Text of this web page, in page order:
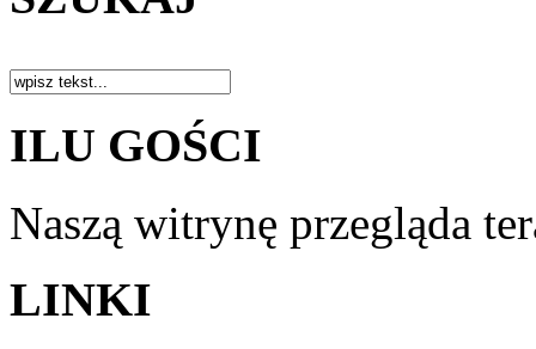
ILU GOŚCI
Naszą witrynę przegląda
LINKI